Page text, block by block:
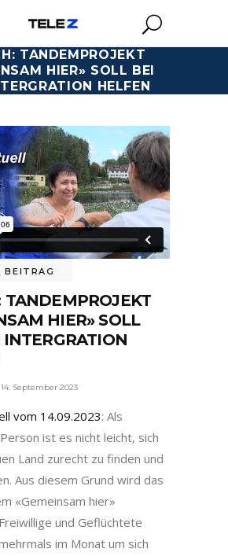
TANDEMPROJEKT
HIER» SOLL BEI
HELFEN
BEITRAG
TANDEMPROJEKT
HIER» SOLL
14. September 2023
vom 14.09.2023: Als
ist es nicht leicht, sich
Land zurecht zu finden und
Aus diesem Grund wird das
«Gemeinsam hier»
und Geflüchtete
im Monat um sich